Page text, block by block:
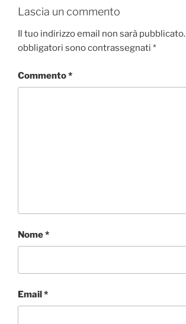
Lascia un commento
Il tuo indirizzo email non sarà pubblicato.
obbligatori sono contrassegnati *
Commento*
Nome*
Email*